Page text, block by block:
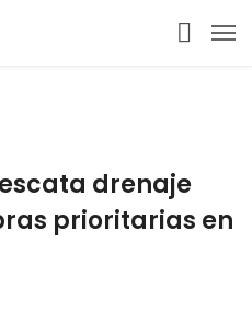
drenaje
prioritarias en